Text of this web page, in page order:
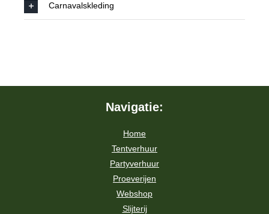
Carnavalskleding
Navigatie:
Home
Tentverhuur
Partyverhuur
Proeverijen
Webshop
Slijterij